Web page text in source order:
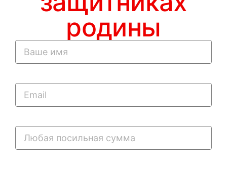
родины